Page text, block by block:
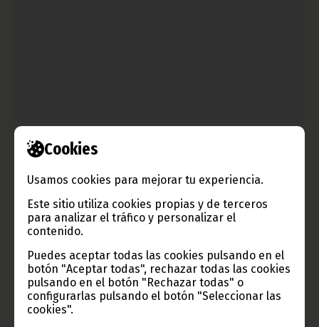
Cookies
Usamos cookies para mejorar tu experiencia.
Este sitio utiliza cookies propias y de terceros
para analizar el tráfico y personalizar el
contenido.
Puedes aceptar todas las cookies pulsando en el
botón "Aceptar todas", rechazar todas las cookies
pulsando en el botón "Rechazar todas" o
configurarlas pulsando el botón "Seleccionar las
cookies".
Audiencia por el 50 aniversario de las relaciones
bilaterales entre China y Guinea Ecuatorial
abril 28, 2020
El Ministro de Asuntos Exteriores y Cooperación, Simeón Oyono
Esono, se ha reunido en la tarde del lunes 27 de abril en la
República Popular China en Guinea Ecuatorial, Qi Mei.
Noticias Gobierno COVID-19